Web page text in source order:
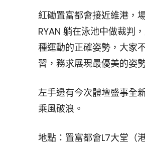
紅磡置富都會接近維港，
RYAN 躺在泳池中做裁判
種運動的正確姿勢，大家
習，務求展現最優美的姿
左手邊有今次體壇盛事全
乘風破浪。
地點：置富都會L7大堂（